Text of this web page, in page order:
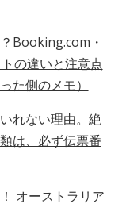
Booking.com・
の違いと注意点
た側のメモ）
れない理由。絶
は、必ず伝票番
オーストラリア